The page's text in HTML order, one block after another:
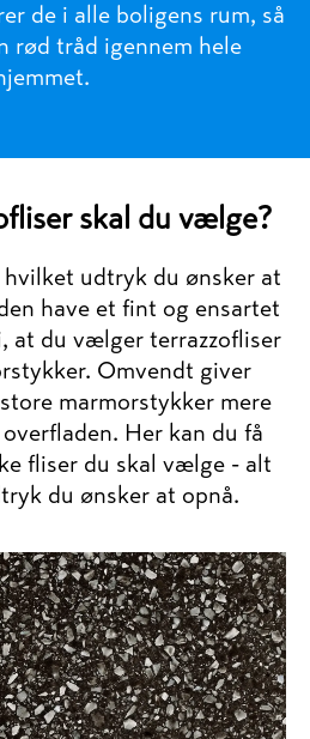
de i alle boligens rum, så
rød tråd igennem hele
skal du vælge?
hvilket udtryk du ønsker at
have et fint og ensartet
at du vælger terrazzofliser
Omvendt giver
marmorstykker mere
Her kan du få
fliser du skal vælge - alt
du ønsker at opnå.